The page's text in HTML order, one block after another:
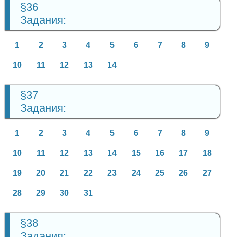
§36
Задания:
1 2 3 4 5 6 7 8 9
10 11 12 13 14
§37
Задания:
1 2 3 4 5 6 7 8 9
10 11 12 13 14 15 16 17 18
19 20 21 22 23 24 25 26 27
28 29 30 31
§38